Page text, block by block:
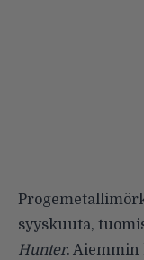
syyskuuta,
Hunter.